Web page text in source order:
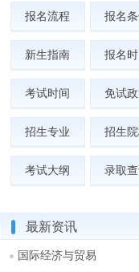
报名流程 报名
新生指南 报名时
考试时间 免试
招生专业 招生
考试大纲 录取
最新资讯
国际经济与贸易